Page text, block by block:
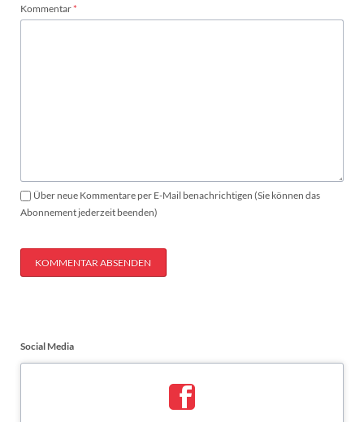
Pflichtfeld
Kommentar*
Über neue Kommentare per E-Mail benachrichtigen (Sie können das
Abonnement jederzeit beenden)
KOMMENTAR ABSENDEN
Social Media